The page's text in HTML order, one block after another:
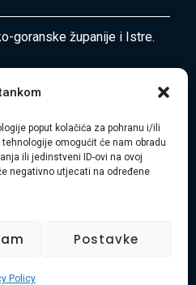
poput kolačića za pohranu i/ili
omogućit će nam obradu
ili jedinstveni ID-ovi na ovoj
negativno utjecati na određene
Postavke
Policy
goranske županije i Istre.